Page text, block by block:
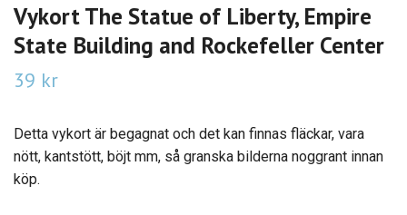
Vykort The Statue of Liberty, Empire
State Building and Rockefeller Center
39 kr
Detta vykort är begagnat och det kan finnas fläckar, vara
nött, kantstött, böjt mm, så granska bilderna noggrant innan
köp.